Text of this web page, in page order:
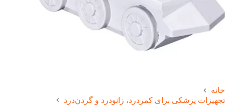
خانه
تجهیزات پزشکی برای کمردرد، زانودرد و گردن‌درد